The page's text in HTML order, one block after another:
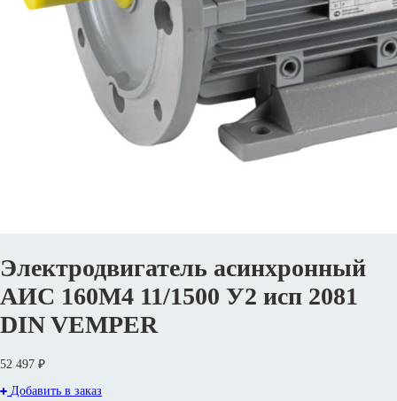
Электродвигатель асинхронный
АИС 160М4 11/1500 У2 исп 2081
DIN VEMPER
52 497 ₽
Добавить в заказ